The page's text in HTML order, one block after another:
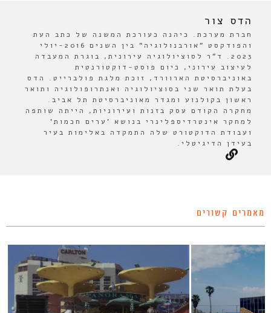
הדס צור
חברת מערכת. כיהנה כעורכת המשנה של כתב העת
והפודקסט "אורבנולוגיה" בין השנים 2016-יולי
2023. ד"ר לסוציולוגיה עירונית, בוגרת המעבדה
לעיצוב עירוני, כיום פוסט-דוקטורנטית
באוניברסיטת הארוורד, זוכת מלגת פולברייט. הדס
בעלת תואר שני בסוציולוגיה ואנתרופולוגיה ותואר
ראשון בקולנוע ומגדר מאוניברסיטת תל אביב.
מחקרה הקודם עסק בזנות ועירוניות, הייתה שותפה
למחקר אינטרדיספלינרי בנושא 'ערים חכמות'
ועבודת הדוקטורט שלה התמקדה באלימות בעיר
בעידן הדיגיטלי.
מאמרים קשורים